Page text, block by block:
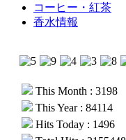
コーヒー・紅茶
香水情報
This Month : 3198
This Year : 84114
Hits Today : 1496